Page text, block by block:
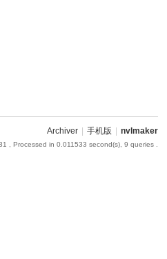
Archiver 手机版 nvlmaker
, Processed in 0.011533 second(s), 9 queries .